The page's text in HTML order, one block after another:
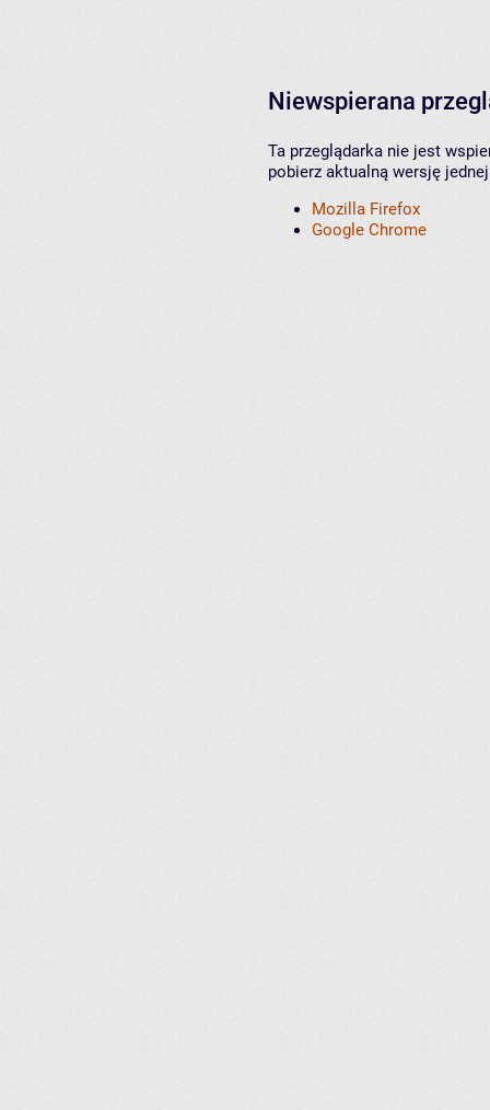
Niewspierana
Ta przeglądarka nie jest
pobierz aktualną wersję
Mozilla Firefox
Google Chrome